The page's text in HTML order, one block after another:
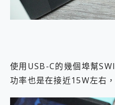
使用USB-C的幾個埠幫
功率也是在接近15W左右